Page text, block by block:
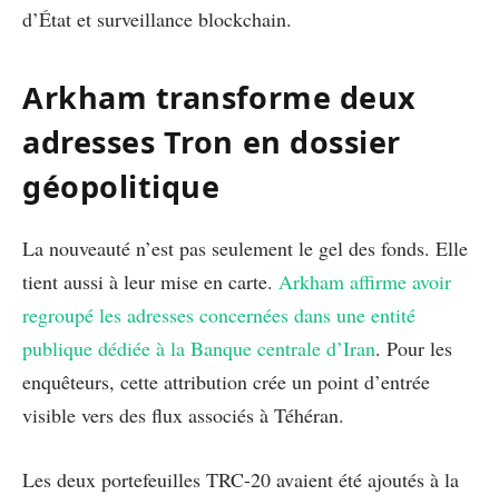
d’État et surveillance blockchain.
Arkham transforme deux
adresses Tron en dossier
géopolitique
La nouveauté n’est pas seulement le gel des fonds. Elle
tient aussi à leur mise en carte. Arkham affirme avoir
regroupé les adresses concernées dans une entité
publique dédiée à la Banque centrale d’Iran. Pour les
enquêteurs, cette attribution crée un point d’entrée
visible vers des flux associés à Téhéran.
Les deux portefeuilles TRC-20 avaient été ajoutés à la